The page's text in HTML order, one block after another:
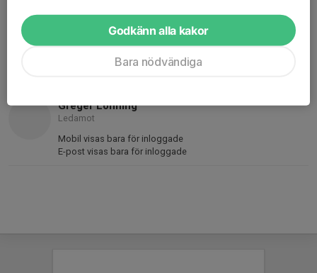
Tomas Lindh
Mobil/telefon visas bara för inloggade
Greger Lönning
Ledamot
Mobil visas bara för inloggade
E-post visas bara för inloggade
Godkänn alla kakor
Bara nödvändiga